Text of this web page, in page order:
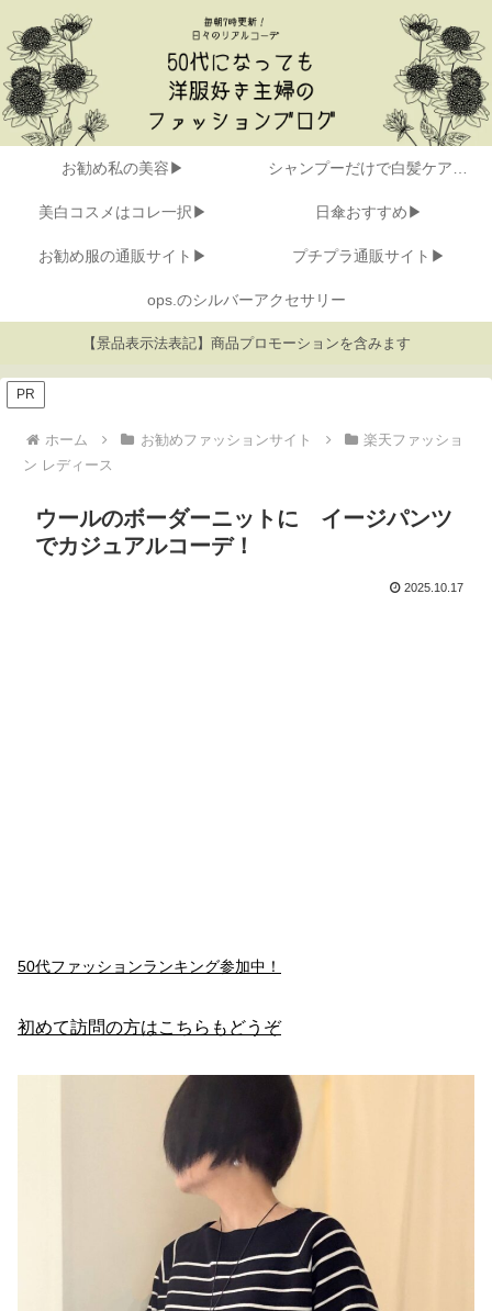
お勧め私の美容▶ シャンプーだけで白髪ケア▶
美白コスメはコレ一択▶ 日傘おすすめ▶
お勧め服の通販サイト▶ プチプラ通販サイト▶
ops.のシルバーアクセサリー
【景品表示法表記】商品プロモーションを含みます
PR
ホーム お勧めファッションサイト
楽天ファッショ
ン レディース
ウールのボーダーニットに イージパンツ
でカジュアルコーデ！
2025.10.17
50代ファッションランキング参加中！
初めて訪問の方はこちらもどうぞ